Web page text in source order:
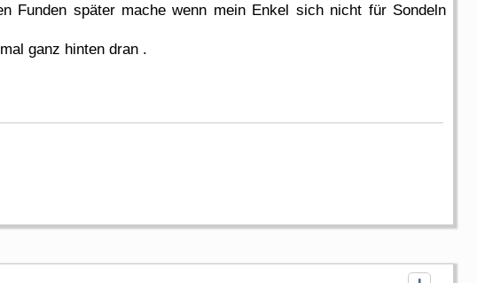
Funden später mache wenn mein Enkel sich nicht für Sondeln
ganz hinten dran .